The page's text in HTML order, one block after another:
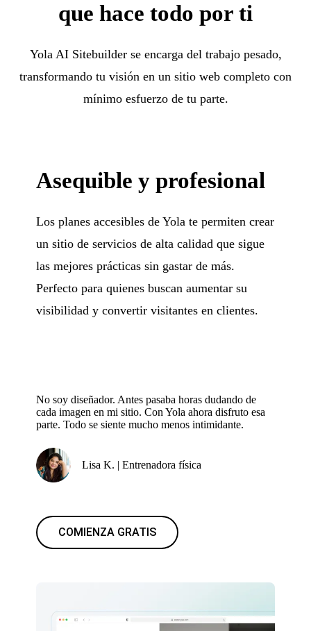
que hace todo por ti
Yola AI Sitebuilder se encarga del trabajo pesado,
transformando tu visión en un sitio web completo con
mínimo esfuerzo de tu parte.
Asequible y profesional
Los planes accesibles de Yola te permiten crear
un sitio de servicios de alta calidad que sigue
las mejores prácticas sin gastar de más.
Perfecto para quienes buscan aumentar su
visibilidad y convertir visitantes en clientes.
No soy diseñador. Antes pasaba horas dudando de
cada imagen en mi sitio. Con Yola ahora disfruto esa
parte. Todo se siente mucho menos intimidante.
Lisa K. | Entrenadora física
COMIENZA GRATIS